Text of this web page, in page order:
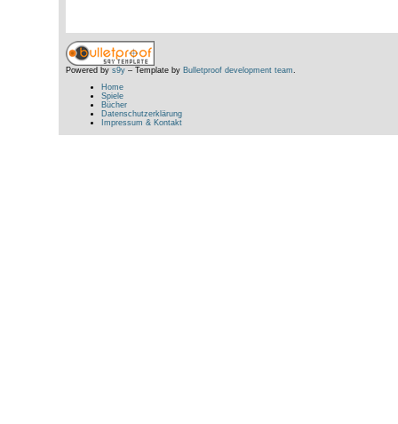
Powered by s9y– Template by Bulletproof development team
Home
Spiele
Bücher
Datenschutzerklärung
Impressum & Kontakt